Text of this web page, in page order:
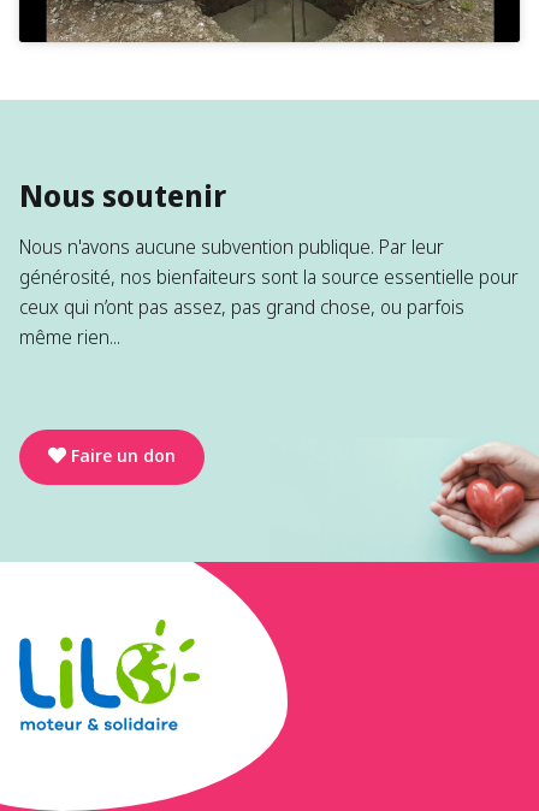
Nous soutenir
Nous n'avons aucune subvention publique. Par leur
générosité, nos bienfaiteurs sont la source essentielle pour
ceux qui n’ont pas assez, pas grand chose, ou parfois
même rien...
Faire un don